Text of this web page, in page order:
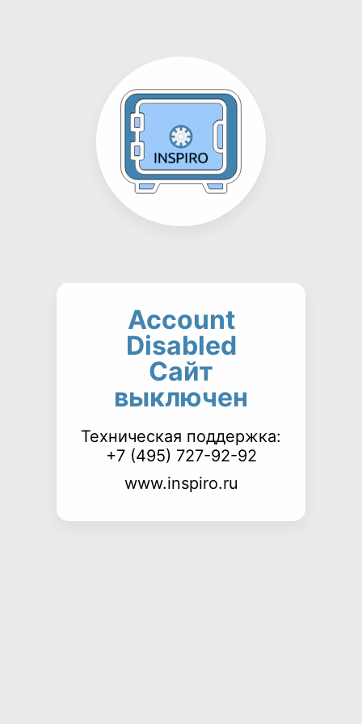
Account
Disabled
Сайт
выключен
Техническая поддержка:
+7 (495) 727-92-92
www.inspiro.ru